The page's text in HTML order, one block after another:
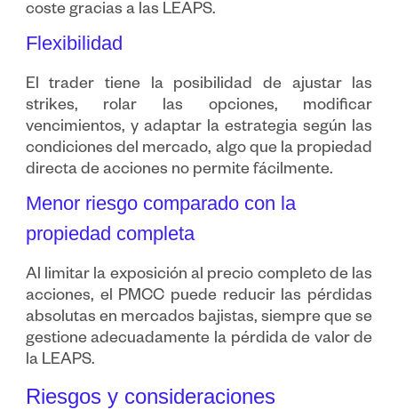
coste gracias a las LEAPS.
Flexibilidad
El trader tiene la posibilidad de ajustar las
strikes, rolar las opciones, modificar
vencimientos, y adaptar la estrategia según las
condiciones del mercado, algo que la propiedad
directa de acciones no permite fácilmente.
Menor riesgo comparado con la
propiedad completa
Al limitar la exposición al precio completo de las
acciones, el PMCC puede reducir las pérdidas
absolutas en mercados bajistas, siempre que se
gestione adecuadamente la pérdida de valor de
la LEAPS.
Riesgos y consideraciones